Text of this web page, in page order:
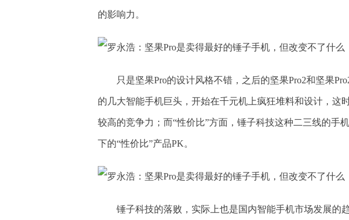
的影响力。
只是坚果Pro的设计风格不错，之后的坚果Pro2和坚果
的几大智能手机巨头，开始在千元机上疯狂堆料和设计，这
较高的竞争力；而“性价比”方面，锤子科技这种二三线的手
下的“性价比”产品PK。
锤子科技的落败，实际上也是国内智能手机市场发展的